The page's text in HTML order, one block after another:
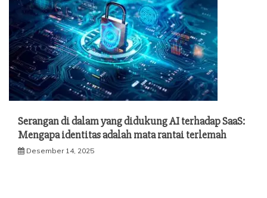
Serangan di dalam yang didukung AI terhadap SaaS:
Mengapa identitas adalah mata rantai terlemah
Desember 14, 2025